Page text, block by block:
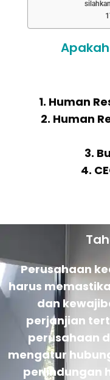
1. Human
2. Human
3.
4.
Perusahaan
harus
dan
perjanjian
perusahaan
mengatur
perlindungan